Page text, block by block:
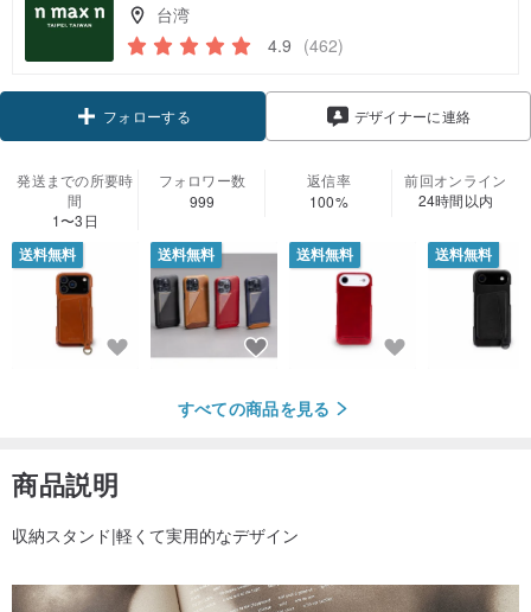
台湾
4.9 (462)
クーポン取得
フォローする デザイナーに連絡
発送までの所要時
間
1〜3日
フォロワー数
999
返信率
100%
前回オンライン
24時間以内
送料無料 送料無料 送料無料 送料無料
すべての商品を見る
商品説明
収納スタンド|軽くて実用的なデザイン